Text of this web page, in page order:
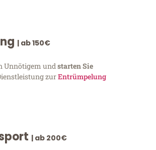
| ab 150€
Unnötigem undstarten Sie
zurEntrümpelung
| ab 200€